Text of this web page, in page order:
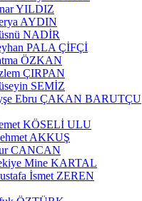
YILDIZ
AYDIN
NADİR
PALA ÇİFÇİ
ÖZKAN
ÇIRPAN
SEMİZ
Ebru ÇAKAN BARUTÇU
KÖSELİ ULU
AKKUŞ
CANCAN
Mine KARTAL
İsmet ZEREN